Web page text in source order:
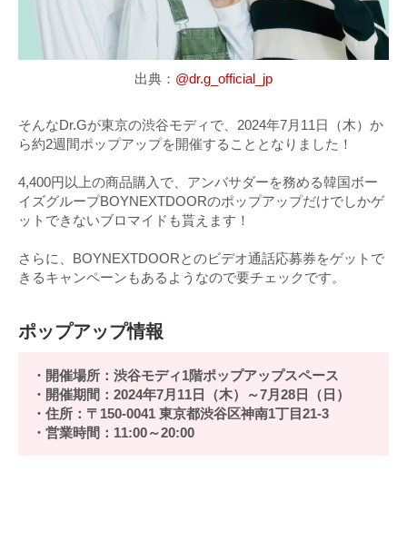
出典： @dr.g_official_jp
そんなDr.Gが東京の渋谷モディで、2024年7月11日（木）か
ら約2週間ポップアップを開催することとなりました！
4,400円以上の商品購入で、アンバサダーを務める韓国ボー
イズグループBOYNEXTDOORのポップアップだけでしかゲ
ットできないブロマイドも貰えます！
さらに、BOYNEXTDOORとのビデオ通話応募券をゲットで
きるキャンペーンもあるようなので要チェックです。
ポップアップ情報
・開催場所：渋谷モディ1階ポップアップスペース
・開催期間：2024年7月11日（木）～7月28日（日）
・住所：〒150-0041 東京都渋谷区神南1丁目21-3
・営業時間：11:00～20:00